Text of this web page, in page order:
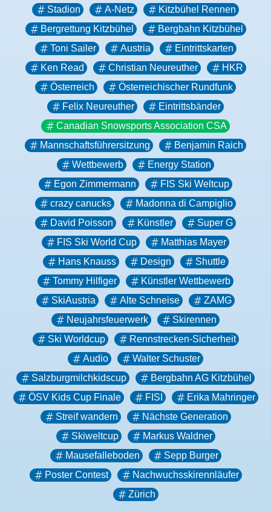
Stadion
A-Netz
Kitzbühel Rennen
Bergrettung Kitzbühel
Bergbahn Kitzbühel
Toni Sailer
Austria
Eintrittskarten
Ken Read
Christian Neureuther
HKR
Österreich
Österreichischer Rundfunk
Felix Neureuther
Eintrittsbänder
Canadian Snowsports Association CSA
Mannschaftsführersitzung
Benjamin Raich
Wettbewerb
Energy Station
Egon Zimmermann
FIS Ski Weltcup
crazy canucks
Madonna di Campiglio
David Poisson
Künstler
Super G
FIS Ski World Cup
Matthias Mayer
Hans Knauss
Design
Shuttle
Tommy Hilfiger
Künstler Wettbewerb
SkiAustria
Alte Schneise
ZAMG
Neujahrsfeuerwerk
Skirennen
Ski Worldcup
Rennstrecken-Sicherheit
Audio
Walter Schuster
Salzburgmilchkidscup
Bergbahn AG Kitzbühel
ÖSV Kids Cup Finale
FISI
Erika Mahringer
Streif wandern
Nächste Generation
Skiweltcup
Markus Waldner
Mausefalleboden
Sepp Burger
Poster Contest
Nachwuchsskirennläufer
Zürich